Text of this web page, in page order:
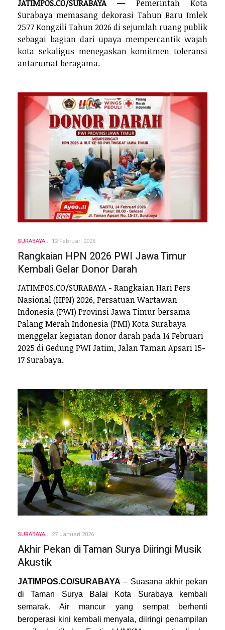
JATIMPOS.CO/SURABAYA —Pemerintah Kota
Surabaya memasang dekorasi Tahun Baru Imlek
2577 Kongzili Tahun 2026 di sejumlah ruang publik
sebagai bagian dari upaya mempercantik wajah
kota sekaligus menegaskan komitmen toleransi
antarumat beragama.
SURABAYA 12 Februari 2026
Rangkaian HPN 2026 PWI Jawa Timur
Kembali Gelar Donor Darah
‎JATIMPOS.CO/SURABAYA - Rangkaian Hari Pers
Nasional (HPN) 2026, Persatuan Wartawan
Indonesia (PWI) Provinsi Jawa Timur bersama
Palang Merah Indonesia (PMI) Kota Surabaya
menggelar kegiatan donor darah pada 14 Februari
2025 di Gedung PWI Jatim, Jalan Taman Apsari 15-
17 Surabaya.
SURABAYA 27 Januari 2026
Akhir Pekan di Taman Surya Diiringi Musik
Akustik
JATIMPOS.CO/SURABAYA – Suasana akhir pekan
di Taman Surya Balai Kota Surabaya kembali
semarak. Air mancur yang sempat berhenti
beroperasi kini kembali menyala, diiringi penampilan